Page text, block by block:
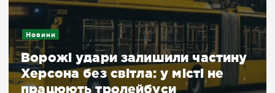
Новини
Ворожі удари залишили частину
Херсона без світла: у місті не
працюють тролейбуси